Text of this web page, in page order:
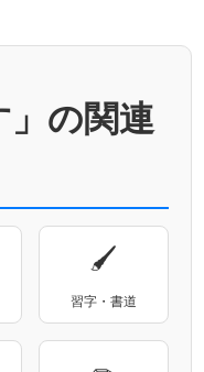
」の関連
🖌
習字・書道